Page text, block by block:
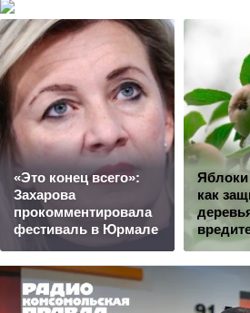
«Это конец всего»:
Захарова
прокомментировала
фестиваль в Юрмале
Яблоки
как